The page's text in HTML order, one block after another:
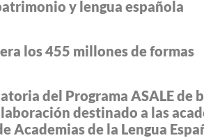
y lengua española
los 455 millones de formas
del Programa ASALE de
destinado a las
Academias de la Lengua